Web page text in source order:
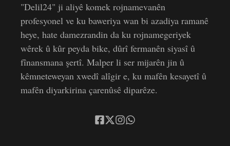
"Delil24" ji aliyê komek rojnamevanên
profesyonel ve ku baweriya wan bi azadiya ramanê
heye, hate damezrandin da ku rojnamegeriyek
wêrek û kûr peyda bike, dûrî fermanên siyasî û
fînansmana şertî. Malper li ser mijarên jin û
kêmneteweyan xwedî alîgir e, ku mafên kesayetî û
mafên diyarkirina çarenûsê diparêze.